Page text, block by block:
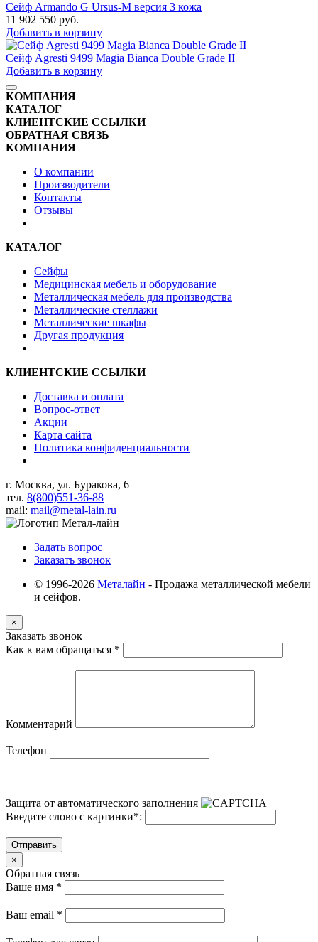
Сейф Armando G Ursus-M версия 3 кожа
11 902 550 руб.
Добавить в корзину
Сейф Agresti 9499 Magia Bianca Double Grade II
Добавить в корзину
КОМПАНИЯ
КАТАЛОГ
КЛИЕНТСКИЕ ССЫЛКИ
ОБРАТНАЯ СВЯЗЬ
КОМПАНИЯ
О компании
Производители
Контакты
Отзывы
КАТАЛОГ
Сейфы
Медицинская мебель и оборудование
Металлическая мебель для производства
Металлические стеллажи
Металлические шкафы
Другая продукция
КЛИЕНТСКИЕ ССЫЛКИ
Доставка и оплата
Вопрос-ответ
Акции
Карта сайта
Политика конфиденциальности
г. Москва, ул. Буракова, 6
тел. 8(800)551-36-88
mail: mail@metal-lain.ru
Задать вопрос
Заказать звонок
© 1996-2026 Металайн - Продажа металлической мебели
и сейфов.
×
Заказать звонок
Как к вам обращаться *
Комментарий
Телефон
Защита от автоматического заполнения
Введите слово с картинки*:
Отправить
×
Обратная связь
Ваше имя *
Ваш email *